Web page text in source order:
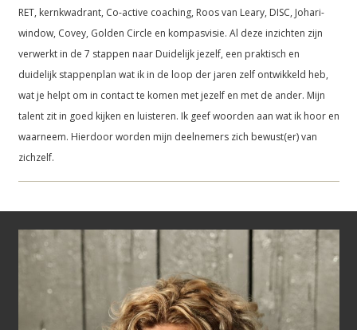
RET, kernkwadrant, Co-active coaching, Roos van Leary, DISC, Johari-
window, Covey, Golden Circle en kompasvisie. Al deze inzichten zijn
verwerkt in de 7 stappen naar Duidelijk jezelf, een praktisch en
duidelijk stappenplan wat ik in de loop der jaren zelf ontwikkeld heb,
wat je helpt om in contact te komen met jezelf en met de ander. Mijn
talent zit in goed kijken en luisteren. Ik geef woorden aan wat ik hoor en
waarneem. Hierdoor worden mijn deelnemers zich bewust(er) van
zichzelf.